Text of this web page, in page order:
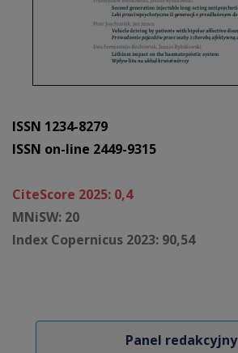
ISSN 1234-8279
ISSN on-line 2449-9315
CiteScore 2025: 0,4
MNiSW: 20
Index Copernicus 2023: 90,54
Panel redakcyjny